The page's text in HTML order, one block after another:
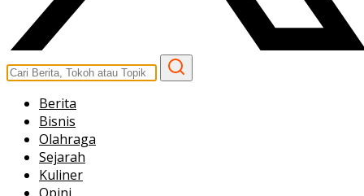
Berita
Bisnis
Olahraga
Sejarah
Kuliner